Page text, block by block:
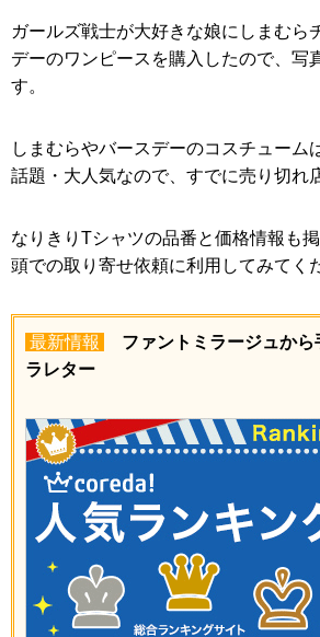
ガールズ戦士が大好きな娘にしまむら
デーのワンピースを購入したので、写
す。
しまむらやバースデーのコスチューム
話題・大人気なので、すでに売り切れ
なりきりTシャツの品番と価格情報も
頭での取り寄せ依頼に利用してみてく
最新情報
ファントミラージュか
ラレター